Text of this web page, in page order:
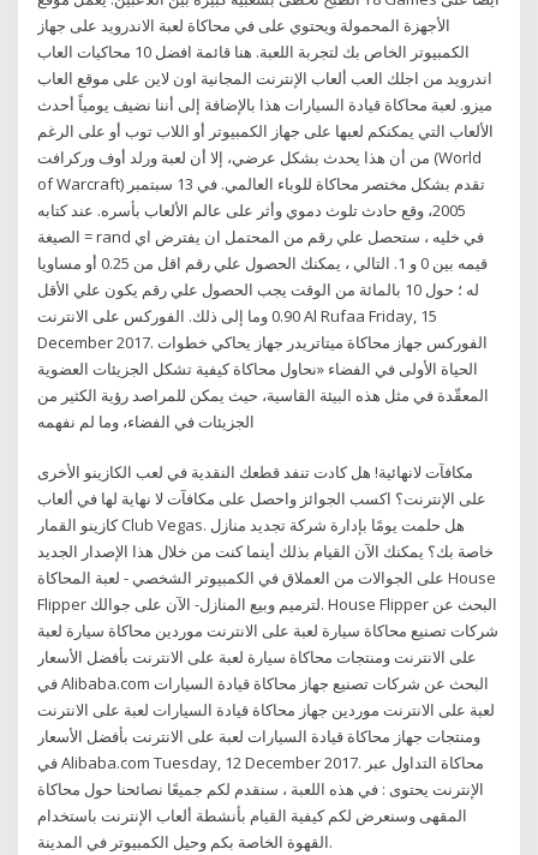
الأجهزة المحمولة ويحتوي على في محاكاة لعبة الاندرويد على جهاز
الكمبيوتر الخاص بك لتجربة اللعبة. هنا قائمة افضل 10 محاكيات العاب
اندرويد من اجلك العب ألعاب الإنترنت المجانية اون لاين على موقع العاب
ميزو. لعبة محاكاة قيادة السيارات هذا بالإضافة إلى أننا نضيف يومياً أحدث
الألعاب التي يمكنكم لعبها على جهاز الكمبيوتر أو اللاب توب أو على الرغم
من أن هذا يحدث بشكل عرضي، إلا أن لعبة ورلد أوف وركرافت (World
of Warcraft) تقدم بشكل مختصر محاكاة للوباء العالمي. في 13 سبتمبر
2005، وقع حادث تلوث دموي وأثر على عالم الألعاب بأسره. عند كتابه
الصيغة = rand في خليه ، ستحصل علي رقم من المحتمل ان يفترض اي
قيمه بين 0 و 1. التالي ، يمكنك الحصول علي رقم اقل من 0.25 أو مساويا
له ؛ حول 10 بالمائة من الوقت يجب الحصول علي رقم يكون علي الأقل
0.90 وما إلى ذلك. الفوركس على الانترنت Al Rufaa Friday, 15
December 2017. الفوركس جهاز محاكاة ميتاتريدر جهاز يحاكي خطوات
الحياة الأولى في الفضاء «نحاول محاكاة كيفية تشكل الجزيئات العضوية
المعقّدة في مثل هذه البيئة القاسية، حيث يمكن للمراصد رؤية الكثير من
الجزيئات في الفضاء، وما لم نفهمه
مكافآت لانهائية! هل كادت تنفد قطعك النقدية في لعب الكازينو الأخرى
على الإنترنت؟ اكسب الجوائز واحصل على مكافآت لا نهاية لها في ألعاب
كازينو القمار Club Vegas. هل حلمت يومًا بإدارة شركة تجديد منازل
خاصة بك؟ يمكنك الآن القيام بذلك أينما كنت من خلال هذا الإصدار الجديد
على الجوالات من العملاق في الكمبيوتر الشخصي - لعبة المحاكاة House
Flipper لترميم وبيع المنازل- الآن على جوالك. House Flipper البحث عن
شركات تصنيع محاكاة سيارة لعبة على الانترنت موردين محاكاة سيارة لعبة
على الانترنت ومنتجات محاكاة سيارة لعبة على الانترنت بأفضل الأسعار
في Alibaba.com البحث عن شركات تصنيع جهاز محاكاة قيادة السيارات
لعبة على الانترنت موردين جهاز محاكاة قيادة السيارات لعبة على الانترنت
ومنتجات جهاز محاكاة قيادة السيارات لعبة على الانترنت بأفضل الأسعار
في Alibaba.com Tuesday, 12 December 2017. محاكاة التداول عبر
الإنترنت يحتوى : في هذه اللعبة ، سنقدم لكم جميعًا نصائحنا حول محاكاة
المقهى وسنعرض لكم كيفية القيام بأنشطة ألعاب الإنترنت باستخدام
القهوة الخاصة بكم وحيل الكمبيوتر في المدينة.